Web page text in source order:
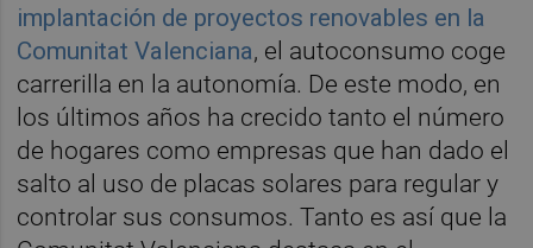
implantación de proyectos renovables en la
Comunitat Valenciana, el autoconsumo coge
carrerilla en la autonomía. De este modo, en
los últimos años ha crecido tanto el número
de hogares como empresas que han dado el
salto al uso de placas solares para regular y
controlar sus consumos. Tanto es así que la